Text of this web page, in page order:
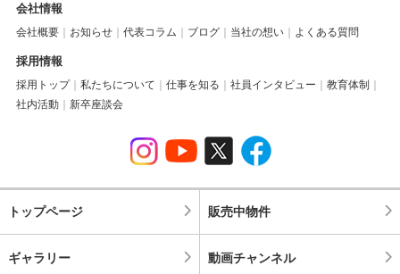
会社情報
会社概要 お知らせ 代表コラム ブログ 当社の想い よくある質問
採用情報
採用トップ 私たちについて 仕事を知る 社員インタビュー
教育体制
社内活動
新卒座談会
トップページ 販売中物件
ギャラリー 動画チャンネル